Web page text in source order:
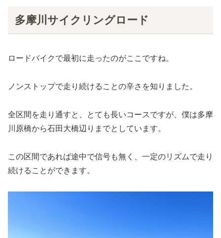
多摩川サイクリングロード
ロードバイクで最初に走ったのがここですね。
ノンストップで走り続けることの辛さを知りました。
全区間を走り通すと、とても長いコースですが、僕は多摩
川原橋から石田大橋辺りまでとしています。
この区間であれば途中で信号も無く、一定のリズムで走り
続けることができます。